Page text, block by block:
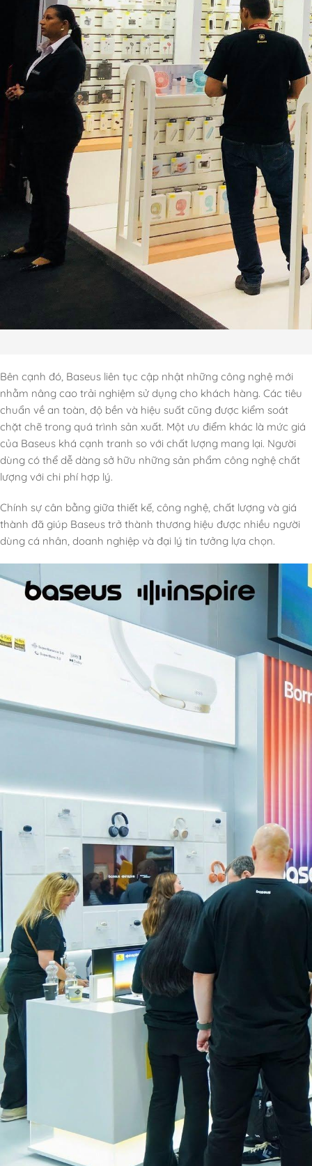
Bên cạnh đó, Baseus liên tục cập nhật những công nghệ mới
nhằm nâng cao trải nghiệm sử dụng cho khách hàng. Các tiêu
chuẩn về an toàn, độ bền và hiệu suất cũng được kiểm soát
chặt chẽ trong quá trình sản xuất. Một ưu điểm khác là mức giá
của Baseus khá cạnh tranh so với chất lượng mang lại. Người
dùng có thể dễ dàng sở hữu những sản phẩm công nghệ chất
lượng với chi phí hợp lý.
Chính sự cân bằng giữa thiết kế, công nghệ, chất lượng và giá
thành đã giúp Baseus trở thành thương hiệu được nhiều người
dùng cá nhân, doanh nghiệp và đại lý tin tưởng lựa chọn.